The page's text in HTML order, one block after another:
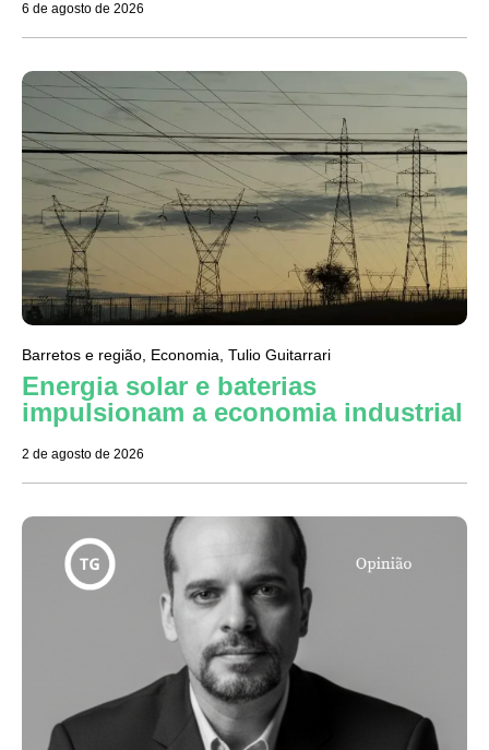
6 de agosto de 2026
Barretos e região, Economia, Tulio Guitarrari
Energia solar e baterias
impulsionam a economia industrial
2 de agosto de 2026